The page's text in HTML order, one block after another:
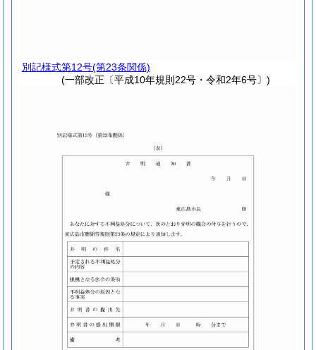
別記様式第12号(第23条関係)
(一部改正〔平成10年規則22号・令和2年6号〕)